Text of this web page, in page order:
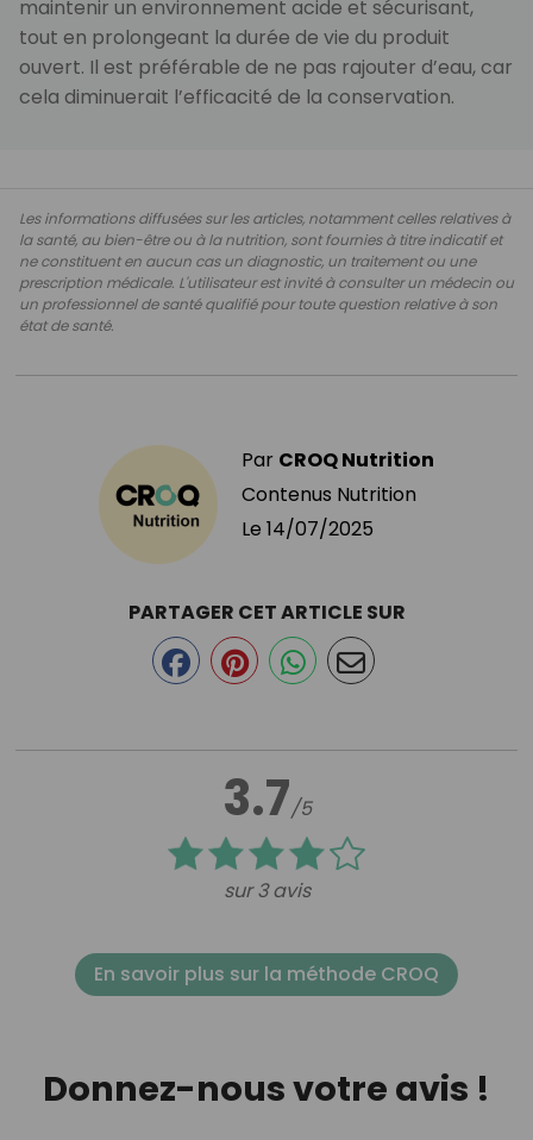
maintenir un environnement acide et sécurisant,
tout en prolongeant la durée de vie du produit
ouvert. Il est préférable de ne pas rajouter d’eau, car
cela diminuerait l’efficacité de la conservation.
Les informations diffusées sur les articles, notamment celles relatives à
la santé, au bien-être ou à la nutrition, sont fournies à titre indicatif et
ne constituent en aucun cas un diagnostic, un traitement ou une
prescription médicale. L'utilisateur est invité à consulter un médecin ou
un professionnel de santé qualifié pour toute question relative à son
état de santé.
Par CROQ Nutrition
Contenus Nutrition
Le 14/07/2025
3.7/5
sur 3 avis
PARTAGER CET ARTICLE SUR
En savoir plus sur la méthode CROQ
Donnez-nous votre avis !